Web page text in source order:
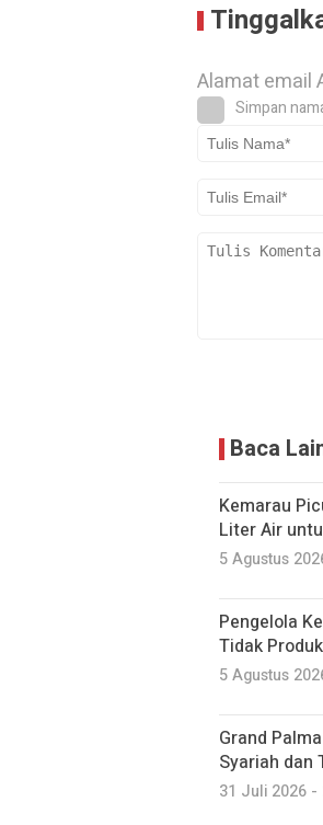
Alamat email
Simpan
Baca
Kemarau
Liter Air
5 Agustus
Pengelola
Tidak
5 Agustus
Grand
Syariah dan
31 Juli 2026 -